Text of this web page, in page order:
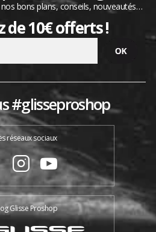
bons plans, conseils, nouveautés…
10€ offerts !
#glisseproshop
réseaux sociaux
Glisse Proshop